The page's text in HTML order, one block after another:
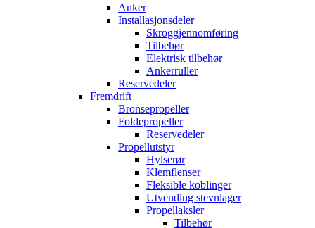
Anker
Installasjonsdeler
Skroggjennomføring
Tilbehør
Elektrisk tilbehør
Ankerruller
Reservedeler
Fremdrift
Bronsepropeller
Foldepropeller
Reservedeler
Propellutstyr
Hylserør
Klemflenser
Fleksible koblinger
Utvending stevnlager
Propellaksler
Tilbehør